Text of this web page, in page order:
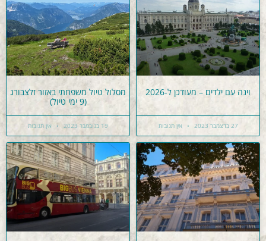
וינה עם ילדים – מעודכן ל-2026
27 בדצמבר 2023 אין תגובות
מסלול טיול משפחתי באזור זלצבורג
(9 ימי טיול)
19 בנובמבר 2023 אין תגובות